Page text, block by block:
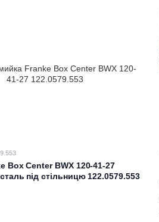
Box Center BWX 120-41-27
під стільницю 122.0579.553